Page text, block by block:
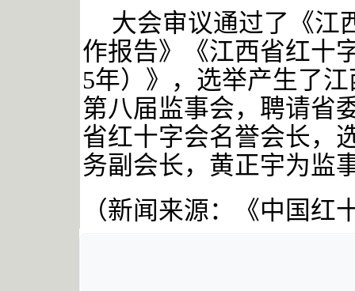
大会审议通过了《江
作报告》《江西省红十
5年）》，选举产生了
第八届监事会，聘请省
省红十字会名誉会长，
务副会长，黄正宇为监
（新闻 来源：《中国红